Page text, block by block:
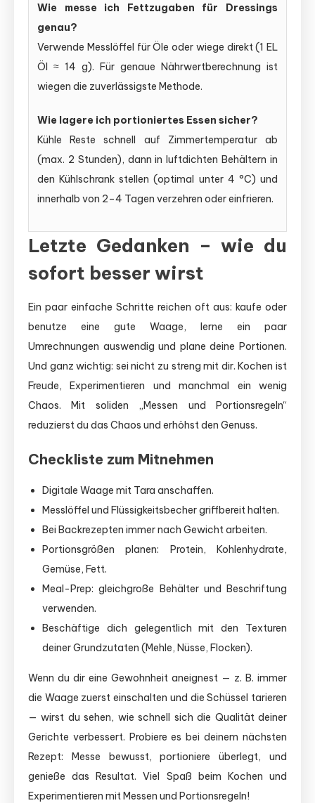
Wie messe ich Fettzugaben für Dressings
genau?
Verwende Messlöffel für Öle oder wiege direkt (1 EL
Öl ≈ 14 g). Für genaue Nährwertberechnung ist
wiegen die zuverlässigste Methode.
Wie lagere ich portioniertes Essen sicher?
Kühle Reste schnell auf Zimmertemperatur ab
(max. 2 Stunden), dann in luftdichten Behältern in
den Kühlschrank stellen (optimal unter 4 °C) und
innerhalb von 2–4 Tagen verzehren oder einfrieren.
Letzte Gedanken – wie du
sofort besser wirst
Ein paar einfache Schritte reichen oft aus: kaufe oder
benutze eine gute Waage, lerne ein paar
Umrechnungen auswendig und plane deine Portionen.
Und ganz wichtig: sei nicht zu streng mit dir. Kochen ist
Freude, Experimentieren und manchmal ein wenig
Chaos. Mit soliden „Messen und Portionsregeln“
reduzierst du das Chaos und erhöhst den Genuss.
Checkliste zum Mitnehmen
Digitale Waage mit Tara anschaffen.
Messlöffel und Flüssigkeitsbecher griffbereit halten.
Bei Backrezepten immer nach Gewicht arbeiten.
Portionsgrößen planen: Protein, Kohlenhydrate,
Gemüse, Fett.
Meal-Prep: gleichgroße Behälter und Beschriftung
verwenden.
Beschäftige dich gelegentlich mit den Texturen
deiner Grundzutaten (Mehle, Nüsse, Flocken).
Wenn du dir eine Gewohnheit aneignest — z. B. immer
die Waage zuerst einschalten und die Schüssel tarieren
— wirst du sehen, wie schnell sich die Qualität deiner
Gerichte verbessert. Probiere es bei deinem nächsten
Rezept: Messe bewusst, portioniere überlegt, und
genieße das Resultat. Viel Spaß beim Kochen und
Experimentieren mit Messen und Portionsregeln!